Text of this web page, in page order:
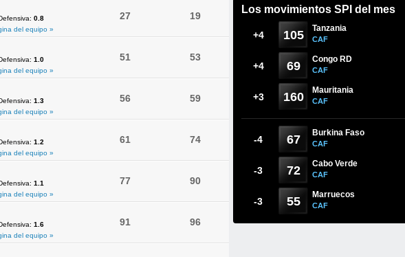
0.8
del equipo »
27 19
1.0
del equipo »
51 53
1.3
del equipo »
56 59
1.2
del equipo »
61 74
1.1
del equipo »
77 90
1.6
del equipo »
91 96
Los movimientos SPI del mes
+4 105 Tanzania
CAF
+4 69 Congo RD
CAF
+3 160 Mauritania
CAF
-4 67 Burkina Faso
CAF
-3 72 Cabo Verde
CAF
-3 55 Marruecos
CAF